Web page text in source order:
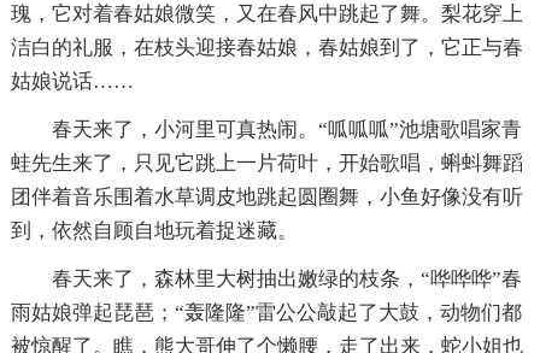
瑰，它对着春姑娘微笑，又在春风中跳起了舞。梨花穿上
洁白的礼服，在枝头迎接春姑娘，春姑娘到了，它正与春
姑娘说话……
春天来了，小河里可真热闹。“呱呱呱”池塘歌唱家青
蛙先生来了，只见它跳上一片荷叶，开始歌唱，蝌蚪舞蹈
团伴着音乐围着水草调皮地跳起圆圈舞，小鱼好像没有听
到，依然自顾自地玩着捉迷藏。
春天来了，森林里大树抽出嫩绿的枝条，“哗哗哗”春
雨姑娘弹起琵琶；“轰隆隆”雷公公敲起了大鼓，动物们都
被惊醒了。瞧，熊大哥伸了个懒腰，走了出来，蛇小姐也